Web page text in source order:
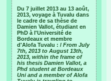
Du 7 juillet 2013 au 13 août,
2013, voyage à Tuvalu dans
le cadre de sa thèse de
Damien Vallot, étudiant en
PhD à l'Université de
Bordeaux et membre
d'Alofa Tuvalu : / From July
7th, 2013 to August 13th,
2013, within the frame of
his thesis Damien Vallot, a
Phd student at Bordeaux
Uni and a member of Alofa